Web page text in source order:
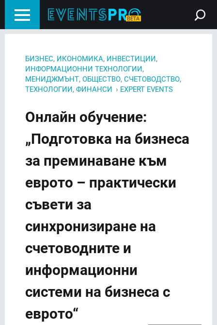
БИЗНЕС, ИКОНОМИКА, ИНВЕСТИЦИИ,
ИНФОРМАЦИОННИ ТЕХНОЛОГИИ,
МЕНИДЖМЪНТ, ОБЩЕСТВО, СЧЕТОВОДСТВО,
ТЕХНОЛОГИИ, ФИНАНСИ › EXPERT EVENTS
Онлайн обучение:
„Подготовка на бизнеса
за преминаване към
еврото – практически
съвети за
синхронизиране на
счетоводните и
информационни
системи на бизнеса с
еврото“